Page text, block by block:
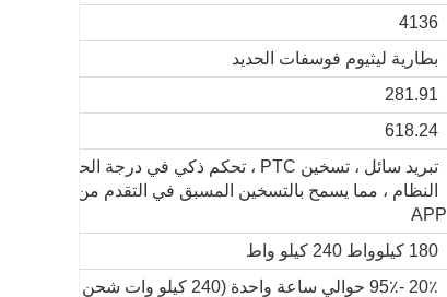
4136
بطارية ليثيوم فوسفات الحديد
618.24
تبريد سائل ، تسخين PTC ، تحكم ذكي في درجة الحرارة
النظام ، مما يسمح بالتسخين المسبق في التقدم من خلال
APP
180 كيلوواط 240 كيلو واط